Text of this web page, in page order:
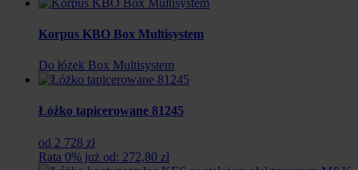
Korpus KBO Box Multisystem
Do łóżek Box Multisystem
Łóżko tapicerowane 81245
od 2 728 zł
Rata 0% już od: 272,80 zł